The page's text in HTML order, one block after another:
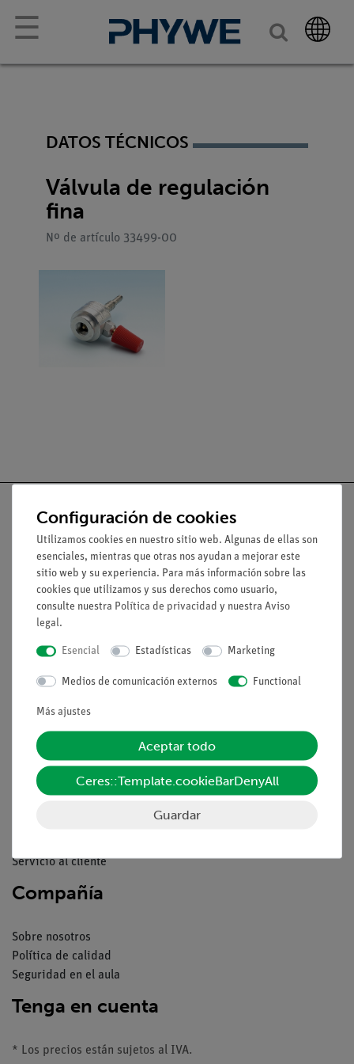
☰
DATOS TÉCNICOS
Válvula de regulación
fina
Nº de artículo 33499-00
Nach oben
Aviso lega
Contacto
Condiciones comerciales generales
Pie de imprenta
Servicio
Resumen del servicio
Servicio al cliente
Compañía
Sobre nosotros
Política de calidad
Seguridad en el aula
Tenga en cuenta
* Los precios están sujetos al IVA.
Configuración de cookies
Utilizamos cookies en nuestro sitio web. Algunas de ellas son
esenciales, mientras que otras nos ayudan a mejorar este
sitio web y su experiencia. Para más información sobre las
cookies que utilizamos y sus derechos como usuario,
consulte nuestra Política de privacidad y nuestra Aviso
legal.
Esencial Estadísticas Marketing
Medios de comunicación externos Functional
Más ajustes
Aceptar todo
Ceres::Template.cookieBarDenyAll
Guardar